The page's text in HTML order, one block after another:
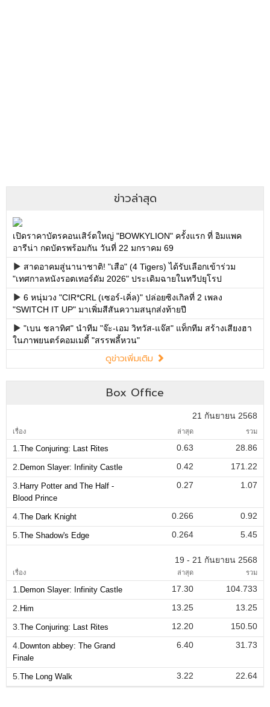
ข่าวล่าสุด
เปิดราคาบัตรคอนเสิร์ตใหญ่ "BOWKYLION" ครั้งแรก ที่ อิมแพค
อารีน่า กดบัตรพร้อมกัน วันที่ 22 มกราคม 69
สาดอาคมสู่นานาชาติ! "เสือ" (4 Tigers) ได้รับเลือกเข้าร่วม
"เทศกาลหนังรอตเทอร์ดัม 2026" ประเดิมฉายในทวีปยุโรป
6 หนุ่มวง "CIR*CRL (เซอร์-เคิ่ล)" ปล่อยซิงเกิลที่ 2 เพลง
"SWITCH IT UP" มาเพิ่มสีสันความสนุกส่งท้ายปี
"เบน ชลาทิศ" นำทีม "จ๊ะ-เอม วิทวัส-แจ๊ส" แท็กทีม สร้างเสียงฮา
ในภาพยนตร์คอมเมดี้ "สรรพลี้หวน"
ดูข่าวเพิ่มเติม
Box Office
21 กันยายน 2568
เรื่อง ล่าสุด รวม
1. The Conjuring: Last Rites 0.63
28.86
2. Demon Slayer: Infinity Castle 0.42
171.22
3. Harry Potter and The Half -
Blood Prince
0.27 1.07
4. The Dark Knight 0.266
0.92
5. The Shadow's Edge 0.264 5.45
19 - 21 กันยายน 2568
เรื่อง ล่าสุด รวม
1. Demon Slayer: Infinity Castle 17.30
104.733
2. Him 13.25
13.25
3. The Conjuring: Last Rites 12.20
150.50
4. Downton abbey: The Grand
Finale
6.40 31.73
5. The Long Walk 3.22 22.64